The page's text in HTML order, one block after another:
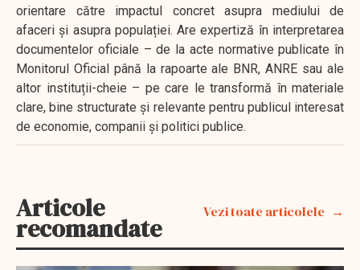
orientare către impactul concret asupra mediului de
afaceri și asupra populației. Are expertiză în interpretarea
documentelor oficiale – de la acte normative publicate în
Monitorul Oficial până la rapoarte ale BNR, ANRE sau ale
altor instituții-cheie – pe care le transformă în materiale
clare, bine structurate și relevante pentru publicul interesat
de economie, companii și politici publice.
Articole
recomandate
Vezi toate articolele